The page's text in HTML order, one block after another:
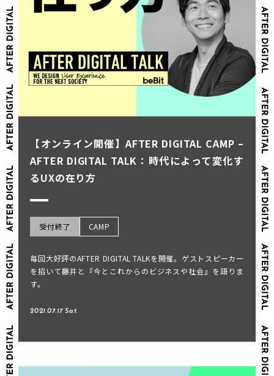
【オンライン開催】AFTER DIGITAL CAMP –
AFTER DIGITAL TALK：時代によって変化す
るUXの在り方
受付終了 CAMP
毎回大好評のAFTER DIGITAL TALKを開催。ゲストスピーカー
を招いて藤井と『今とこれからのビジネスや社会』を語りま
す。
2021.07.17 Sat.